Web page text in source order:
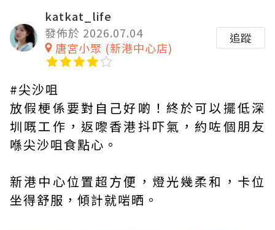
katkat_life
發佈於 2026.07.04
唐宮小聚 (新港中心店)
追蹤
#尖沙咀
放假梗係要對自己好啲！終於可以擺低深
圳嘅工作，返嚟香港抖吓氣，約咗個朋友
喺尖沙咀食點心。
新港中心位置超方便，燈光幾柔和，卡位
坐得舒服，傾計就啱晒。